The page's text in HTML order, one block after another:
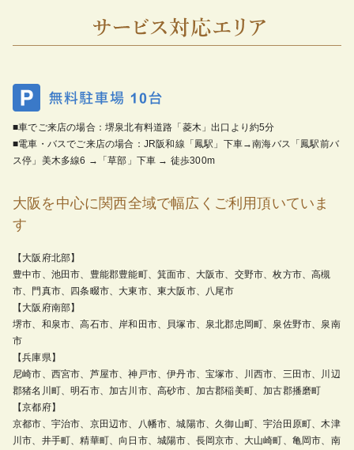
■車でご来店の場合：堺泉北有料道路「菱木」出口より約5分
■電車・バスでご来店の場合：JR阪和線「鳳駅」下車→南海バス「鳳駅前バ
ス停」美木多線6 →「草部」下車 → 徒歩300m
大阪を中心に関西全域で幅広くご利用頂いていま
す
【大阪府北部】
豊中市、池田市、豊能郡豊能町、箕面市、大阪市、交野市、枚方市、高槻
市、門真市、四条畷市、大東市、東大阪市、八尾市
【大阪府南部】
堺市、和泉市、高石市、岸和田市、貝塚市、泉北郡忠岡町、泉佐野市、泉南
市
【兵庫県】
尼崎市、西宮市、芦屋市、神戸市、伊丹市、宝塚市、川西市、三田市、川辺
郡猪名川町、明石市、加古川市、高砂市、加古郡稲美町、加古郡播磨町
【京都府】
京都市、宇治市、京田辺市、八幡市、城陽市、久御山町、宇治田原町、木津
川市、井手町、精華町、向日市、城陽市、長岡京市、大山崎町、亀岡市、南